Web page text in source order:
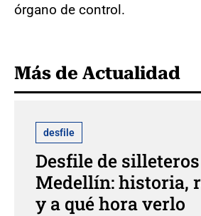
órgano de control.
Más de Actualidad
desfile
Desfile de
Medellín: historia,
y a qué hora verlo